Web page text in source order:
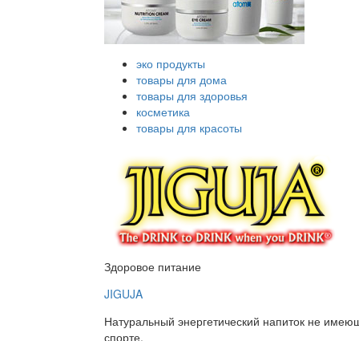
эко продукты
товары для дома
товары для здоровья
косметика
товары для красоты
Здоровое питание
JIGUJA
Натуральный энергетический напиток не
спорте.